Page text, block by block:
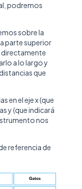
podremos
sobre la
parte superior
directamente
a lo largo y
que
en el eje x (que
y (que indicará
nos
referencia de